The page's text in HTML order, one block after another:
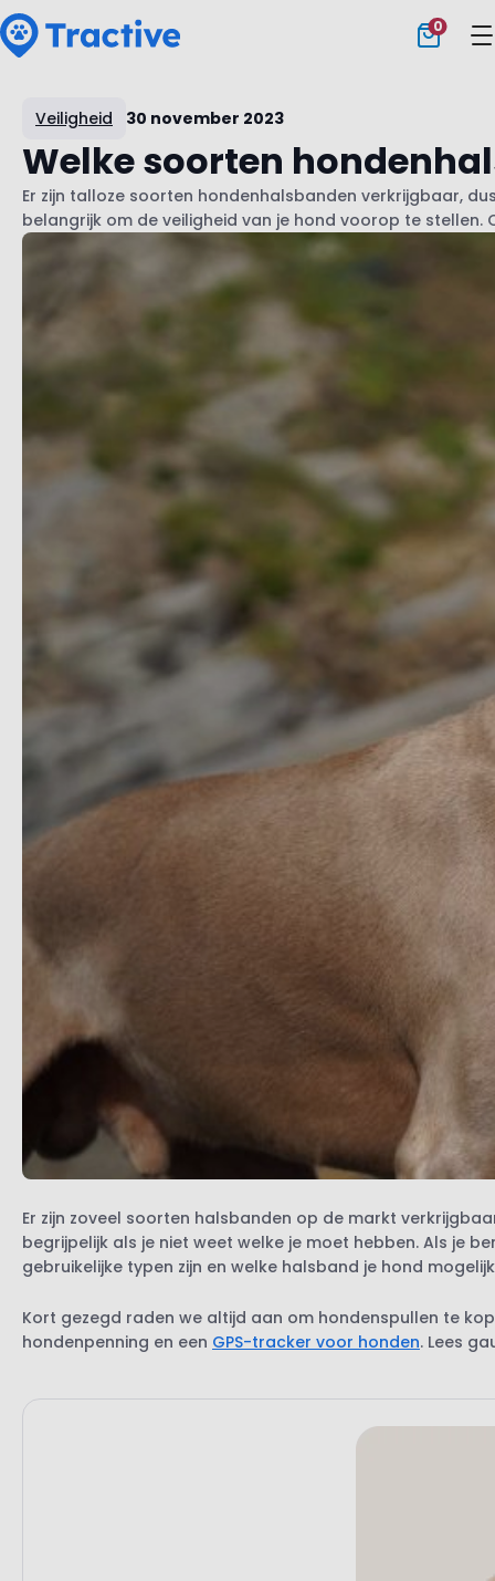
0
Veiligheid 30 november 2023
Welke soorten
Er zijn talloze soorten hondenhalsbanden verkrijgbaar,
belangrijk om de veiligheid van je hond voorop te stellen.
Er zijn zoveel soorten halsbanden op de markt
begrijpelijk als je niet weet welke je moet hebben. Als je
gebruikelijke typen zijn en welke halsband je hond
Kort gezegd raden we altijd aan om hondenspullen te
hondenpenning en een GPS-tracker voor honden. Lees